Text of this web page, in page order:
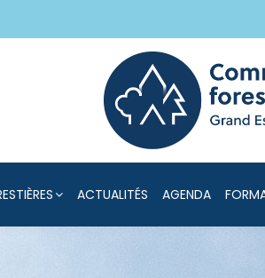
ACTUALITÉS AGENDA